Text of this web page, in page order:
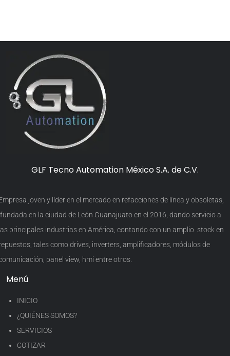
GLF Tecno Automation México S.A. de C.V.
joven y líder en el mercado en refacciones de línea y obsoletas,
en la ciudad de León Guanajuato en el 2016, dando servicio a
principales industrias en América, contando con un amplio stock en
tales como drives, inverters, amplificadores, módulos de
panel view, hmi entre otros.
Menú
INICIO
¿QUIÉNES SOMOS?
SERVICIOS
COTIZAR